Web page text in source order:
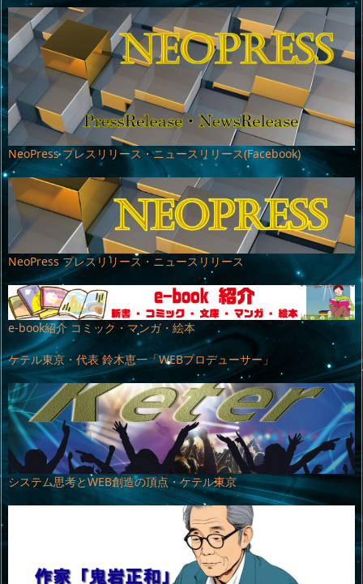
NeoPress プレスリリース・ニュースリリース(Facebook)
NeoPress プレスリリース・ニュースリリース
e-book紹介 コミック・マンガ・絵本
ケテル東京・代表 鈴木恵一「WEBプロデューサー」
システム思考とWEB創造の頂点・ケテル東京